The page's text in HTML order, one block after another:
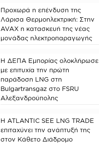
Προχωρά η επένδυση της
Λάρισα Θερμοηλεκτρική: Στην
AVAX η κατασκευή της νέας
μονάδας ηλεκτροπαραγωγής
Η ΔΕΠΑ Εμπορίας ολοκλήρωσε
με επιτυχία την πρώτη
παράδοση LNG στη
Bulgartransgaz στο FSRU
Αλεξανδρούπολης
Η ATLANTIC SEE LNG TRADE
επιταχύνει την ανάπτυξή της
στον Κάθετο Διάδρομο